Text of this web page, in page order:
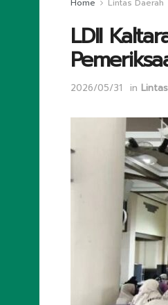
Home Lintas Daerah
LDII
2026/05/31 in